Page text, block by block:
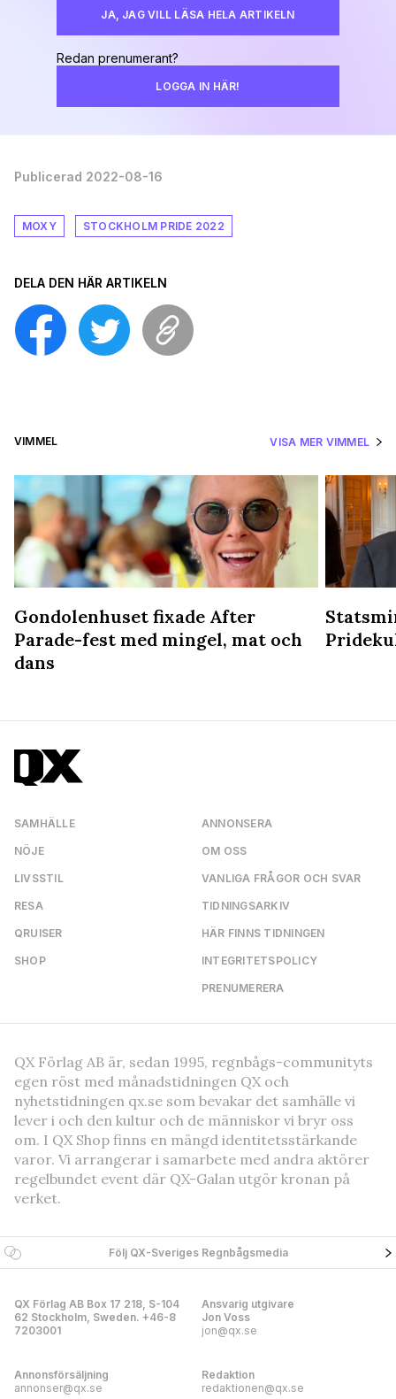
JA, JAG VILL LÄSA HELA ARTIKELN
Redan prenumerant?
LOGGA IN HÄR!
Publicerad 2022-08-16
MOXY STOCKHOLM PRIDE 2022
DELA DEN HÄR ARTIKELN
VIMMEL VISA MER VIMMEL
Gondolenhuset fixade After
Parade-fest med mingel, mat och
dans
SAMHÄLLE
NÖJE
LIVSSTIL
RESA
QRUISER
SHOP
ANNONSERA
OM OSS
VANLIGA FRÅGOR OCH SVAR
TIDNINGSARKIV
HÄR FINNS TIDNINGEN
INTEGRITETSPOLICY
PRENUMERERA
QX Förlag AB är, sedan 1995, regnbågs-communityts
egen röst med månadstidningen QX och
nyhetstidningen qx.se som bevakar det samhälle vi
lever i och den kultur och de människor vi bryr oss
om. I QX Shop finns en mängd identitetsstärkande
varor. Vi arrangerar i samarbete med andra aktörer
regelbundet event där QX-Galan utgör kronan på
verket.
Följ QX-Sveriges Regnbågsmedia
QX Förlag AB Box 17 218, S-104
62 Stockholm, Sweden. +46-8
7203001
Ansvarig utgivare
Jon Voss
jon@qx.se
Annonsförsäljning
annonser@qx.se
Redaktion
redaktionen@qx.se